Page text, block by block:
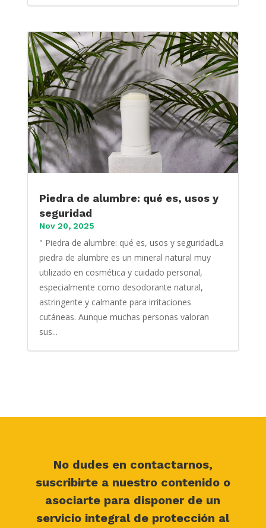
Piedra de alumbre: qué es, usos y
seguridad
Nov 20, 2025
" Piedra de alumbre: qué es, usos y seguridadLa
piedra de alumbre es un mineral natural muy
utilizado en cosmética y cuidado personal,
especialmente como desodorante natural,
astringente y calmante para irritaciones
cutáneas. Aunque muchas personas valoran
sus...
No dudes en contactarnos,
suscribirte a nuestro contenido o
asociarte para disponer de un
servicio integral de protección al